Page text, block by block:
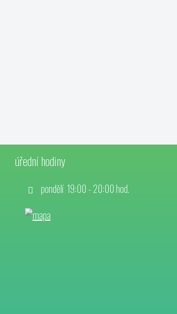
úřední hodiny
pondělí 19:00 - 20:00 hod.